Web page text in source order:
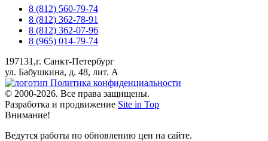
8 (812) 560-79-74
8 (812) 362-78-91
8 (812) 362-07-96
8 (965) 014-79-74
197131,г. Санкт-Петербург
ул. Бабушкина, д. 48, лит. А
Политика конфиденциальности
© 2000-2026. Все права защищены.
Разработка и продвижение Site in Top
Внимание!
Ведутся работы по обновлению цен на сайте.